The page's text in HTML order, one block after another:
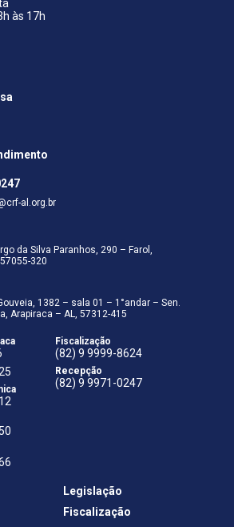
às 17h
al.org.br
da Silva Paranhos, 290 – Farol,
320
1382 – sala 01 – 1°andar – Sen.
Arapiraca – AL, 57312-415
Fiscalização
(82) 9 9999-8624
Recepção
(82) 9 9971-0247
Legislação
Fiscalização